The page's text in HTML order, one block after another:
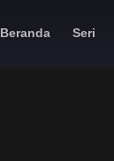
Beranda Seri